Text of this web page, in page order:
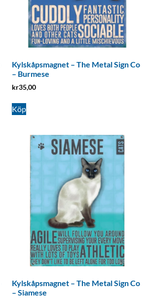
Kylskåpsmagnet – The Metal Sign Co
– Burmese
kr35,00
Köp
Kylskåpsmagnet – The Metal Sign Co
– Siamese